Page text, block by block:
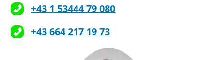
+43 1 53444 79 080
+43 664 217 19 73